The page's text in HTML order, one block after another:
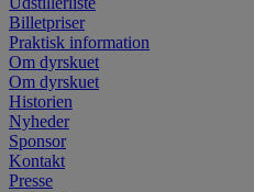
Billetpriser
Praktisk information
Om dyrskuet
Om dyrskuet
Historien
Nyheder
Sponsor
Kontakt
Presse